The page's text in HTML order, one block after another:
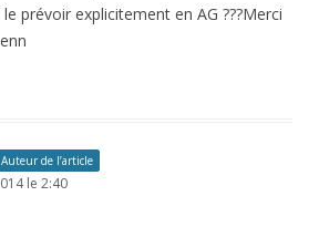
prévoir explicitement en AG ???Merci
Auteur de l’article
le 2:40